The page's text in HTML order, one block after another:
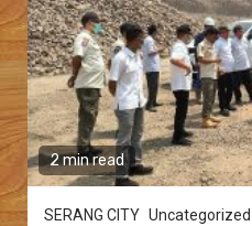
2 min read
SERANG CITY Uncategorized